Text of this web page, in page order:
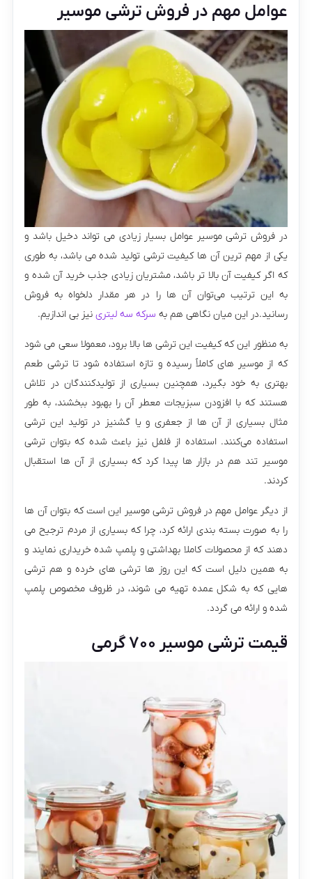
عوامل مهم در فروش ترشی موسیر
در فروش ترشی موسیر عوامل بسیار زیادی می تواند دخیل باشد و
یکی از مهم ترین آن ها کیفیت ترشی تولید شده می باشد، به طوری
که اگر کیفیت آن بالا تر باشد، مشتریان زیادی جذب خرید آن شده و
به این ترتیب می‌توان آن ها را در هر مقدار دلخواه به فروش
رسانید.در این میان نگاهی هم به سرکه سه لیتری نیز بی اندازیم.
به منظور این که کیفیت این ترشی ها بالا برود، معمولا سعی می شود
که از موسیر های کاملاً رسیده و تازه استفاده شود تا ترشی طعم
بهتری به خود بگیرد، همچنین بسیاری از تولیدکنندگان در تلاش
هستند که با افزودن سبزیجات معطر آن را بهبود ببخشند، به طور
مثال بسیاری از آن ها از جعفری و یا گشنیز در تولید این ترشی
استفاده می‌کنند. استفاده از فلفل نیز باعث شده که بتوان ترشی
موسیر تند هم در بازار ها پیدا کرد که بسیاری از آن ها استقبال
کردند.
از دیگر عوامل مهم در فروش ترشی موسیر این است که بتوان آن ها
را به صورت بسته ‌بندی ارائه کرد، چرا که بسیاری از مردم ترجیح می
دهند که از محصولات کاملا بهداشتی و پلمپ شده خریداری نمایند و
به همین دلیل است که این روز ها ترشی های خرده و هم ترشی
هایی که به شکل عمده تهیه می ‌شوند، در ظروف مخصوص پلمپ
شده و ارائه می گردد.
قیمت ترشی موسیر ۷۰۰ گرمی